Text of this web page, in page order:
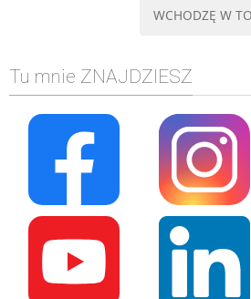
SQL
TESTOWANIE
SIECI
WYDARZENIA
BIZNES
PO GODZINACH
KONTAKT
Tu mnie ZNAJDZIESZ